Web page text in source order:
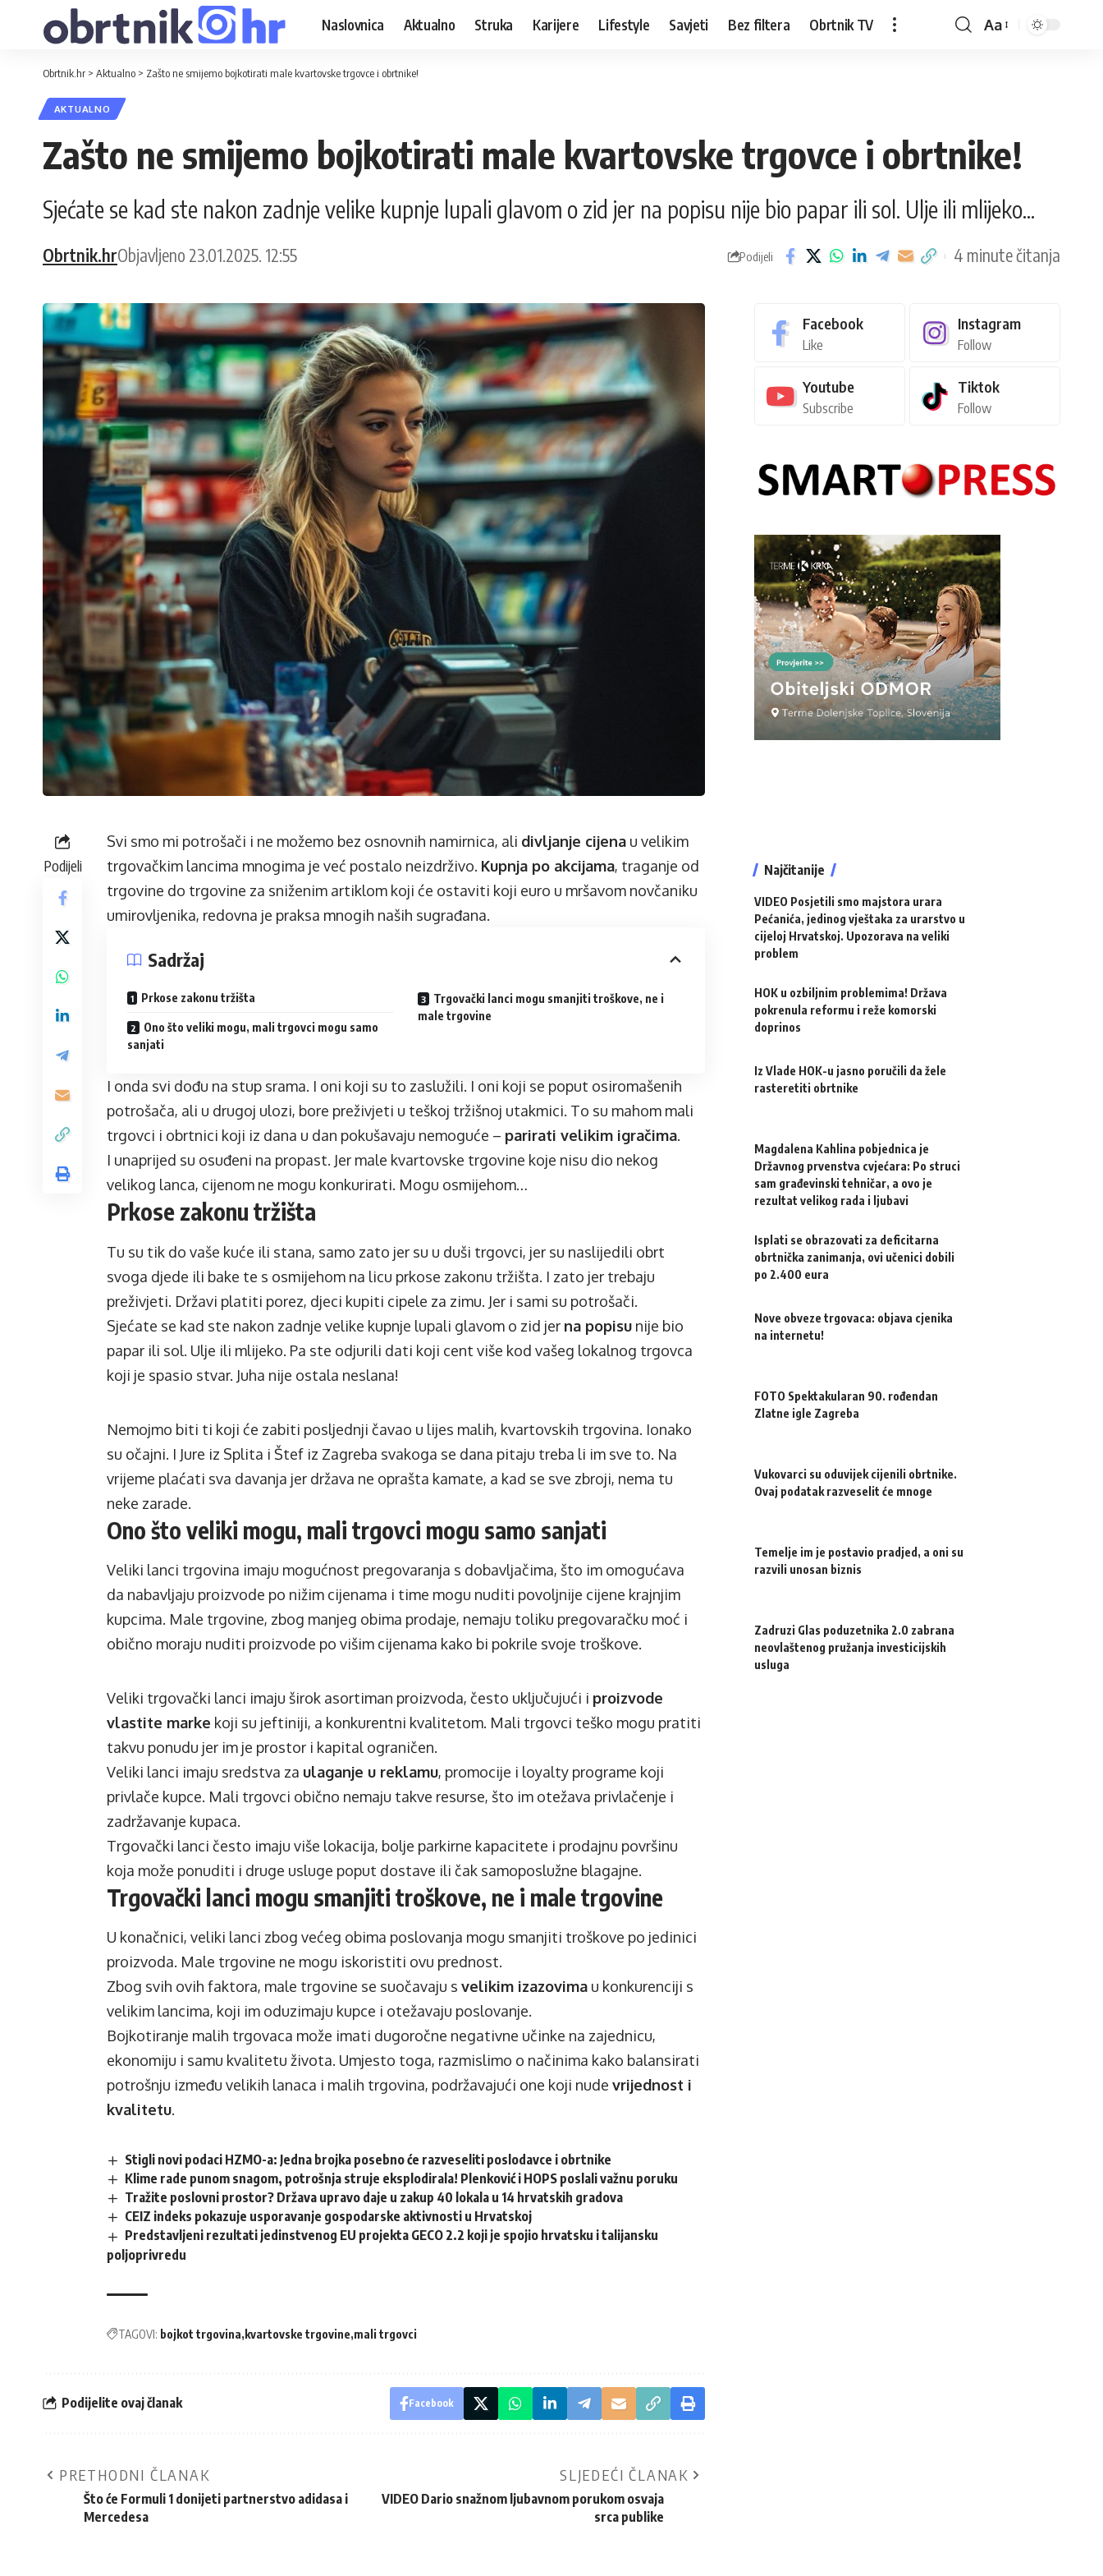
Naslovnica Aktualno Struka Karijere Lifestyle Savjeti Bez filtera Obrtnik TV Aa
Obrtnik.hr > Aktualno > Zašto ne smijemo bojkotirati male kvartovske trgovce i obrtnike!
AKTUALNO
Zašto ne smijemo bojkotirati male kvartovske trgovce i obrtnike!
Sjećate se kad ste nakon zadnje velike kupnje lupali glavom o zid jer na popisu nije bio papar ili sol. Ulje ili mlijeko...
Obrtnik.hrObjavljeno 23.01.2025. 12:55 Podijeli 4 minute čitanja
Podijeli
Svi smo mi potrošači i ne možemo bez osnovnih namirnica, ali divljanje cijena u velikim
trgovačkim lancima mnogima je već postalo neizdrživo. Kupnja po akcijama, traganje od
trgovine do trgovine za sniženim artiklom koji će ostaviti koji euro u mršavom novčaniku
umirovljenika, redovna je praksa mnogih naših sugrađana.
Sadržaj
Prkose zakonu tržišta
Ono što veliki mogu, mali trgovci mogu samo
sanjati
Trgovački lanci mogu smanjiti troškove, ne i
male trgovine
I onda svi dođu na stup srama. I oni koji su to zaslužili. I oni koji se poput osiromašenih
potrošača, ali u drugoj ulozi, bore preživjeti u teškoj tržišnoj utakmici. To su mahom mali
trgovci i obrtnici koji iz dana u dan pokušavaju nemoguće – parirati velikim igračima.
I unaprijed su osuđeni na propast. Jer male kvartovske trgovine koje nisu dio nekog
velikog lanca, cijenom ne mogu konkurirati. Mogu osmijehom…
Prkose zakonu tržišta
Tu su tik do vaše kuće ili stana, samo zato jer su u duši trgovci, jer su naslijedili obrt
svoga djede ili bake te s osmijehom na licu prkose zakonu tržišta. I zato jer trebaju
preživjeti. Državi platiti porez, djeci kupiti cipele za zimu. Jer i sami su potrošači.
Sjećate se kad ste nakon zadnje velike kupnje lupali glavom o zid jer na popisu nije bio
papar ili sol. Ulje ili mlijeko. Pa ste odjurili dati koji cent više kod vašeg lokalnog trgovca
koji je spasio stvar. Juha nije ostala neslana!
Nemojmo biti ti koji će zabiti posljednji čavao u lijes malih, kvartovskih trgovina. Ionako
su očajni. I Jure iz Splita i Štef iz Zagreba svakoga se dana pitaju treba li im sve to. Na
vrijeme plaćati sva davanja jer država ne oprašta kamate, a kad se sve zbroji, nema tu
neke zarade.
Ono što veliki mogu, mali trgovci mogu samo sanjati
Veliki lanci trgovina imaju mogućnost pregovaranja s dobavljačima, što im omogućava
da nabavljaju proizvode po nižim cijenama i time mogu nuditi povoljnije cijene krajnjim
kupcima. Male trgovine, zbog manjeg obima prodaje, nemaju toliku pregovaračku moć i
obično moraju nuditi proizvode po višim cijenama kako bi pokrile svoje troškove.
Veliki trgovački lanci imaju širok asortiman proizvoda, često uključujući i proizvode
vlastite marke koji su jeftiniji, a konkurentni kvalitetom. Mali trgovci teško mogu pratiti
takvu ponudu jer im je prostor i kapital ograničen.
Veliki lanci imaju sredstva za ulaganje u reklamu, promocije i loyalty programe koji
privlače kupce. Mali trgovci obično nemaju takve resurse, što im otežava privlačenje i
zadržavanje kupaca.
Trgovački lanci često imaju više lokacija, bolje parkirne kapacitete i prodajnu površinu
koja može ponuditi i druge usluge poput dostave ili čak samoposlužne blagajne.
Trgovački lanci mogu smanjiti troškove, ne i male trgovine
U konačnici, veliki lanci zbog većeg obima poslovanja mogu smanjiti troškove po jedinici
proizvoda. Male trgovine ne mogu iskoristiti ovu prednost.
Zbog svih ovih faktora, male trgovine se suočavaju s velikim izazovima u konkurenciji s
velikim lancima, koji im oduzimaju kupce i otežavaju poslovanje.
Bojkotiranje malih trgovaca može imati dugoročne negativne učinke na zajednicu,
ekonomiju i samu kvalitetu života. Umjesto toga, razmislimo o načinima kako balansirati
potrošnju između velikih lanaca i malih trgovina, podržavajući one koji nude vrijednost i
kvalitetu.
Stigli novi podaci HZMO-a: Jedna brojka posebno će razveseliti poslodavce i obrtnike
Klime rade punom snagom, potrošnja struje eksplodirala! Plenković i HOPS poslali važnu poruku
Tražite poslovni prostor? Država upravo daje u zakup 40 lokala u 14 hrvatskih gradova
CEIZ indeks pokazuje usporavanje gospodarske aktivnosti u Hrvatskoj
Predstavljeni rezultati jedinstvenog EU projekta GECO 2.2 koji je spojio hrvatsku i talijansku
poljoprivredu
TAGOVI: bojkot trgovina kvartovske trgovine mali trgovci
Podijelite ovaj članak Facebook
PRETHODNI ČLANAK
Što će Formuli 1 donijeti partnerstvo adidasa i
Mercedesa
SLJEDEĆI ČLANAK
VIDEO Dario snažnom ljubavnom porukom osvaja
srca publike
Facebook
Like
Instagram
Follow
Youtube
Subscribe
Tiktok
Follow
Najčitanije
VIDEO Posjetili smo majstora urara
Pećanića, jedinog vještaka za urarstvo u
cijeloj Hrvatskoj. Upozorava na veliki
problem
HOK u ozbiljnim problemima! Država
pokrenula reformu i reže komorski
doprinos
Iz Vlade HOK-u jasno poručili da žele
rasteretiti obrtnike
Magdalena Kahlina pobjednica je
Državnog prvenstva cvjećara: Po struci
sam građevinski tehničar, a ovo je
rezultat velikog rada i ljubavi
Isplati se obrazovati za deficitarna
obrtnička zanimanja, ovi učenici dobili
po 2.400 eura
Nove obveze trgovaca: objava cjenika
na internetu!
FOTO Spektakularan 90. rođendan
Zlatne igle Zagreba
Vukovarci su oduvijek cijenili obrtnike.
Ovaj podatak razveselit će mnoge
Temelje im je postavio pradjed, a oni su
razvili unosan biznis
Zadruzi Glas poduzetnika 2.0 zabrana
neovlaštenog pružanja investicijskih
usluga